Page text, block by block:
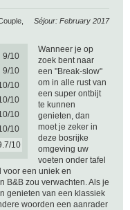
Séjour: February 2017
9/10
9/10
10
10
10
10
10
Wanneer je op
zoek bent naar
een "Break-slow"
om in alle rust van
een super ontbijt
te kunnen
genieten, dan
moet je zeker in
deze bosrijke
omgeving uw
voeten onder tafel
voor een uniek en
B&B zou verwachten. Als je
genieten van een klassiek
woorden een aanrader